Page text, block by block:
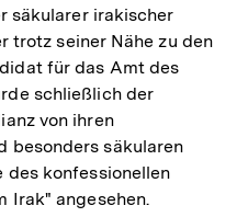
säkularer irakischer
trotz seiner Nähe zu den
für das Amt des
schließlich der
von ihren
besonders säkularen
des konfessionellen
Irak" angesehen.